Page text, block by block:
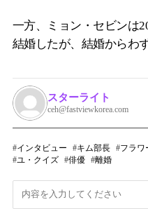
一方、ミョン・セビンは
結婚したが、結婚からわ
スターライト
ceh@fastviewkorea.com
インタビュー キム部長 フラワ
ユ・クイズ
俳優 離婚